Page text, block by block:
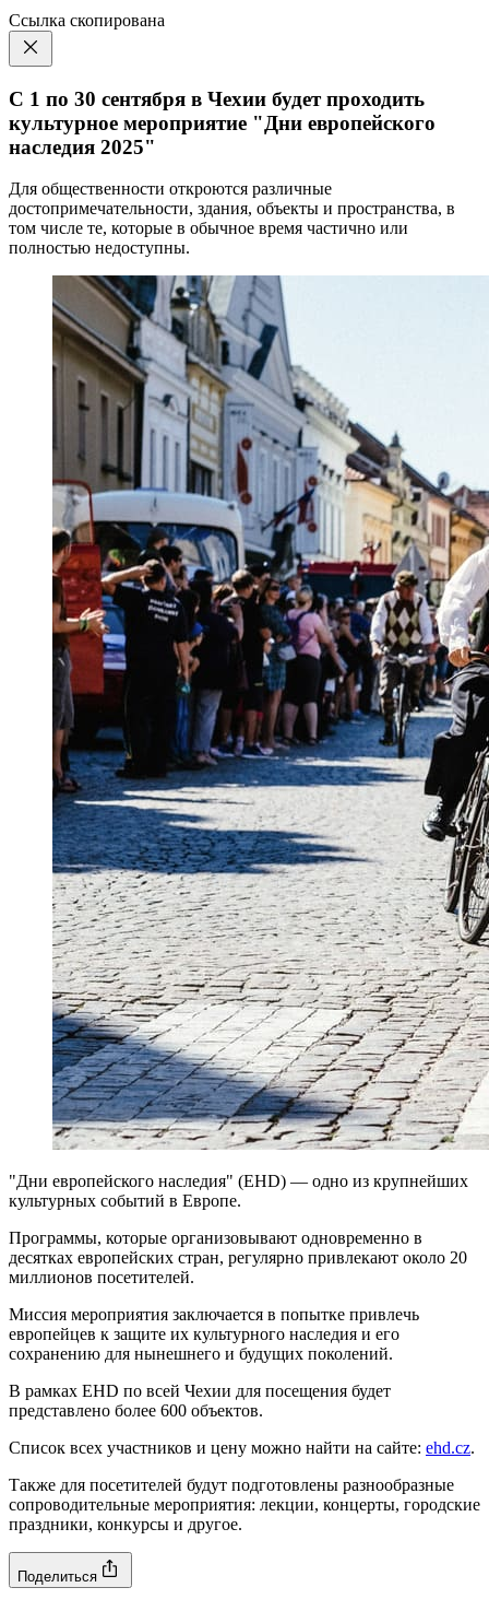
Ссылка скопирована
С 1 по 30 сентября в Чехии будет проходить
культурное мероприятие "Дни европейского
наследия 2025"
Для общественности откроются различные
достопримечательности, здания, объекты и пространства, в
том числе те, которые в обычное время частично или
полностью недоступны.
"Дни европейского наследия" (EHD) — одно из крупнейших
культурных событий в Европе.
Программы, которые организовывают одновременно в
десятках европейских стран, регулярно привлекают около 20
миллионов посетителей.
Миссия мероприятия заключается в попытке привлечь
европейцев к защите их культурного наследия и его
сохранению для нынешнего и будущих поколений.
В рамках EHD по всей Чехии для посещения будет
представлено более 600 объектов.
Список всех участников и цену можно найти на сайте: ehd.cz.
Также для посетителей будут подготовлены разнообразные
сопроводительные мероприятия: лекции, концерты, городские
праздники, конкурсы и другое.
Поделиться